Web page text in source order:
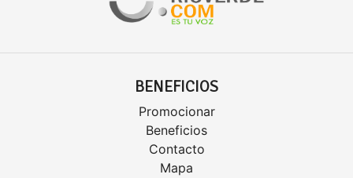
BENEFICIOS
Promocionar
Beneficios
Contacto
Mapa